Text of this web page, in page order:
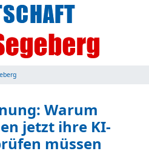
Warum
jetzt ihre KI-
müssen